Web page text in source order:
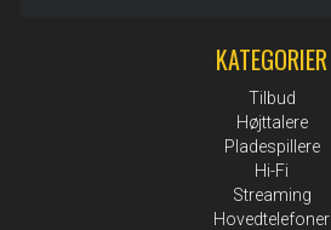
KATEGORIER
Tilbud
Højttalere
Pladespillere
Hi-Fi
Streaming
Hovedtelefoner